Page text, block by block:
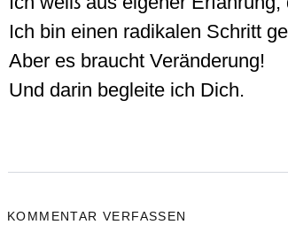
Ich bin einen radikalen Schritt
Aber es braucht Veränderung!
Und darin begleite ich Dich.
KOMMENTAR VERFASSEN